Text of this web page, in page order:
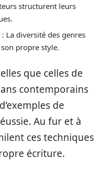
structurent leurs
: La diversité des genres
propre style.
que celles de
contemporains
de
Au fur et à
ces techniques
écriture.